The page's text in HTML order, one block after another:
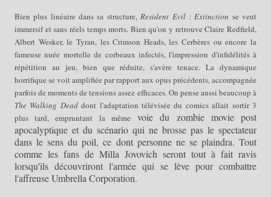
Bienplus linéaire dans sa structure, Resident Evil : Extinction se veut
immersifet sans réels temps morts. Bien qu'on y retrouve Claire Redfield,
Albert Wesker, le Tyran, les Crimson Heads, les Cerbères ou encore la
fameuse nuée mortelle de corbeaux infectés,l'impression d'infidélités à
répétition au jeu, bien que réduite, s'avèretenace. La dynamique
horrifique se voit amplifiée par rapport aux opus précédents, accompagnée
parfois de moments de tensions assez efficaces.On pense aussi beaucoup à
The Walking Dead dont l'adaptation télévisée du comics allait sortir3
plus tard, empruntant la même voie du zombie movie post
apocalyptique et du scénario qui ne brosse pas le spectateur
dans le sens du poil, ce dont personne ne se plaindra. Tout
comme les fans de Milla Jovovich seront tout à fait ravis
lorsqu'ils découvriront l'armée qui se lève pour combattre
l'affreuse Umbrella Corporation.